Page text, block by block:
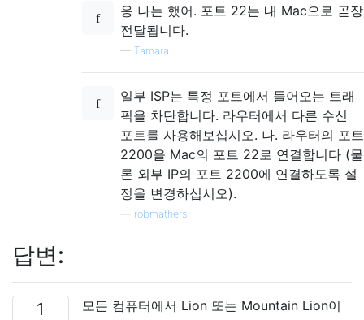
응 나는 했어. 포트 22는 내 Mac으로 곧장
전달됩니다.
— Tamara
일부 ISP는 특정 포트에서 들어오는 트래
픽을 차단합니다. 라우터에서 다른 수신
포트를 사용해보십시오. 나. 라우터의 포트
2200을 Mac의 포트 22로 연결합니다 (물
론 외부 IP의 포트 2200에 연결하도록 설
정을 변경하십시오).
robmathers
답변:
1
모든 컴퓨터에서 Lion 또는 Mountain Lion이